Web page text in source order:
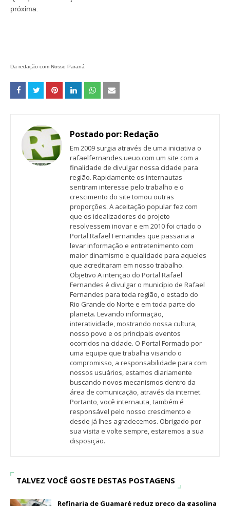
próxima.
Da redação com Nosso Paraná
Postado por: Redação
Em 2009 surgia através de uma iniciativa o
rafaelfernandes.ueuo.com um site com a
finalidade de divulgar nossa cidade para
região. Rapidamente os internautas
sentiram interesse pelo trabalho e o
crescimento do site tomou outras
proporções. A aceitação popular fez com
que os idealizadores do projeto
resolvessem inovar e em 2010 foi criado o
Portal Rafael Fernandes que passaria a
levar informação e entretenimento com
maior dinamismo e qualidade para aqueles
que acreditaram em nosso trabalho.
Objetivo A intenção do Portal Rafael
Fernandes é divulgar o município de Rafael
Fernandes para toda região, o estado do
Rio Grande do Norte e em toda parte do
planeta. Levando informação,
interatividade, mostrando nossa cultura,
nosso povo e os principais eventos
ocorridos na cidade. O Portal Formado por
uma equipe que trabalha visando o
compromisso, a responsabilidade para com
nossos usuários, estamos diariamente
buscando novos mecanismos dentro da
área de comunicação, através da internet.
Portanto, você internauta, também é
responsável pelo nosso crescimento e
desde já lhes agradecemos. Obrigado por
sua visita e volte sempre, estaremos a sua
disposição.
TALVEZ VOCÊ GOSTE DESTAS POSTAGENS
Refinaria de Guamaré reduz preço da gasolina